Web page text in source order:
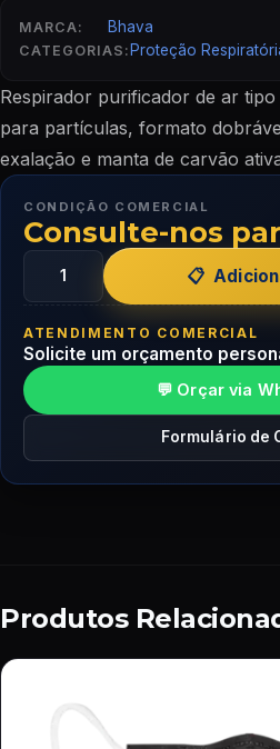
MARCA: Bhava
CATEGORIAS: Proteção
Respirador purificador de ar
para partículas, formato
exalação e manta de carvão
CONDIÇÃO COMERCIAL
Consulte-nos
ATENDIMENTO COMERCIAL
Solicite um orçamento
💬 Orçar via
Formulário de
Produtos